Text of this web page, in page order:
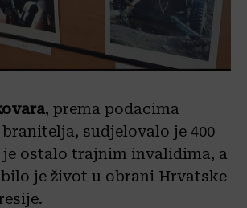
, prema podacima
sudjelovalo je 400
je ostalo trajnim invalidima, a
je život u obrani Hrvatske